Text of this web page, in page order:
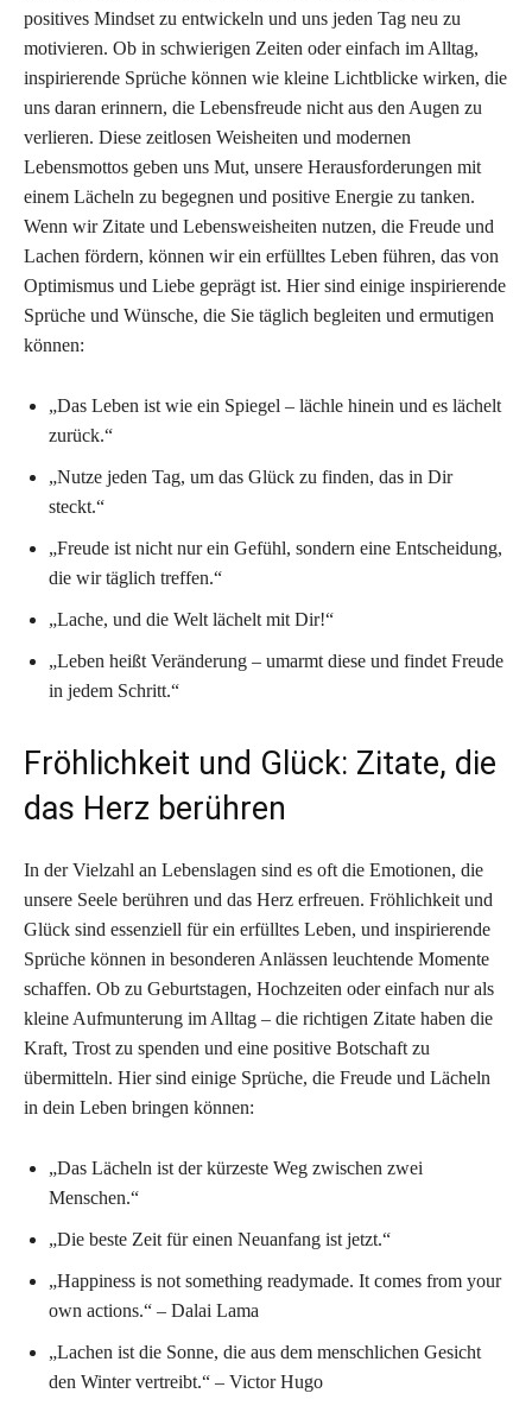
positives Mindset zu entwickeln und uns jeden Tag neu zu
motivieren. Ob in schwierigen Zeiten oder einfach im Alltag,
inspirierende Sprüche können wie kleine Lichtblicke wirken, die
uns daran erinnern, die Lebensfreude nicht aus den Augen zu
verlieren. Diese zeitlosen Weisheiten und modernen
Lebensmottos geben uns Mut, unsere Herausforderungen mit
einem Lächeln zu begegnen und positive Energie zu tanken.
Wenn wir Zitate und Lebensweisheiten nutzen, die Freude und
Lachen fördern, können wir ein erfülltes Leben führen, das von
Optimismus und Liebe geprägt ist. Hier sind einige inspirierende
Sprüche und Wünsche, die Sie täglich begleiten und ermutigen
können:
„Das Leben ist wie ein Spiegel – lächle hinein und es lächelt
zurück.“
„Nutze jeden Tag, um das Glück zu finden, das in Dir
steckt.“
„Freude ist nicht nur ein Gefühl, sondern eine Entscheidung,
die wir täglich treffen.“
„Lache, und die Welt lächelt mit Dir!“
„Leben heißt Veränderung – umarmt diese und findet Freude
in jedem Schritt.“
Fröhlichkeit und Glück: Zitate, die
das Herz berühren
In der Vielzahl an Lebenslagen sind es oft die Emotionen, die
unsere Seele berühren und das Herz erfreuen. Fröhlichkeit und
Glück sind essenziell für ein erfülltes Leben, und inspirierende
Sprüche können in besonderen Anlässen leuchtende Momente
schaffen. Ob zu Geburtstagen, Hochzeiten oder einfach nur als
kleine Aufmunterung im Alltag – die richtigen Zitate haben die
Kraft, Trost zu spenden und eine positive Botschaft zu
übermitteln. Hier sind einige Sprüche, die Freude und Lächeln
in dein Leben bringen können:
„Das Lächeln ist der kürzeste Weg zwischen zwei
Menschen.“
„Die beste Zeit für einen Neuanfang ist jetzt.“
„Happiness is not something readymade. It comes from your
own actions.“ – Dalai Lama
„Lachen ist die Sonne, die aus dem menschlichen Gesicht
den Winter vertreibt.“ – Victor Hugo